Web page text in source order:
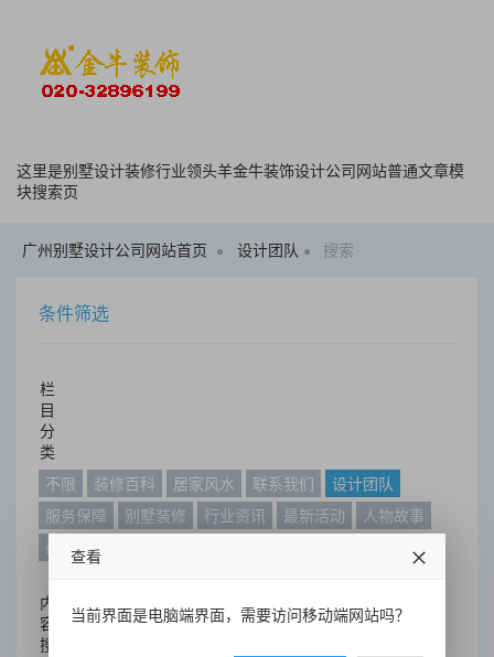
这里是别墅设计装修行业领头羊金牛装饰设计公司网站普通文章模
块搜索页
广州别墅设计公司网站首页 设计团队 搜索
条件筛选
栏
目
分
类
不限
装修百科 居家风水 联系我们
设计团队
服务保障
别墅装修 行业资讯 最新活动
人物故事
最新动态
内
容
搜
查看
当前界面是电脑端界面，需要访问移动端网站吗？